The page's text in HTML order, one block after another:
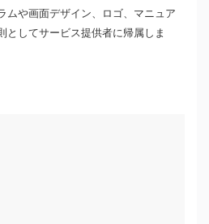
ムや画面デザイン、ロゴ、マニュア
としてサービス提供者に帰属しま